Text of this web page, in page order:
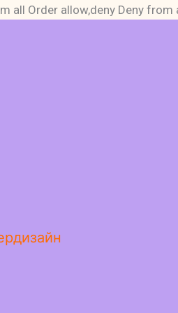
all Order allow,deny Deny from